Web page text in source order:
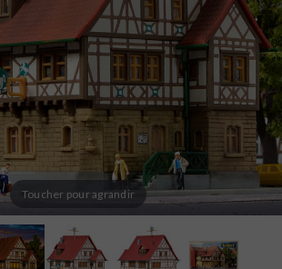
Toucher pour agrandir